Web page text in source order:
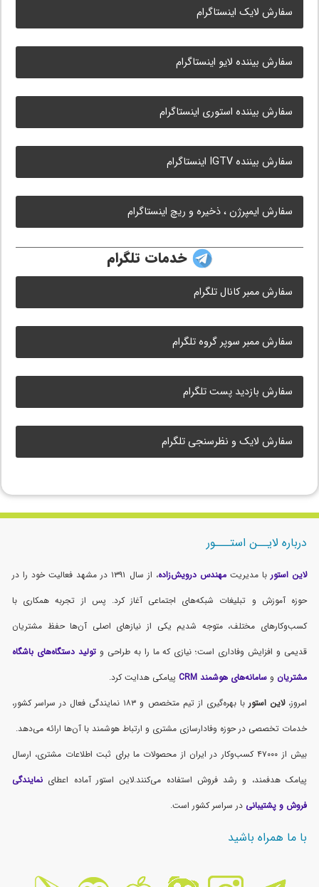
سفارش لایک اینستاگرام
سفارش بیننده لایو اینستاگرام
سفارش بیننده استوری اینستاگرام
سفارش بیننده IGTV اینستاگرام
سفارش ایمپرژن ، ذخیره و ریچ اینستاگرام
خدمات تلگرام
سفارش ممبر کانال تلگرام
سفارش ممبر سوپر گروه تلگرام
سفارش بازدید پست تلگرام
سفارش لایک و نظرسنجی تلگرام